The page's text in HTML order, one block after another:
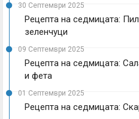
30 Септември 2025
Рецепта на седмицата:
зеленчуци
09 Септември 2025
Рецепта на седмицата:
и фета
01 Септември 2025
Рецепта на седмицата: